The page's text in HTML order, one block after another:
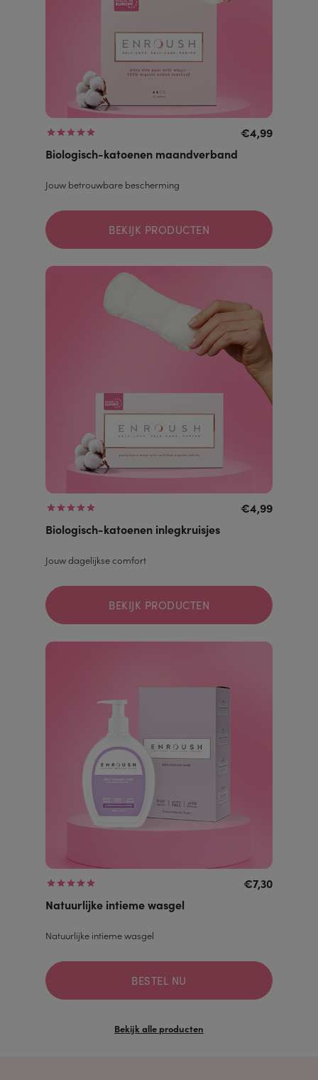
€4,99
Biologisch-katoenen maandverband
Jouw betrouwbare bescherming
BEKIJK PRODUCTEN
€4,99
Biologisch-katoenen inlegkruisjes
Jouw dagelijkse comfort
BEKIJK PRODUCTEN
€7,30
Natuurlijke intieme wasgel
Natuurlijke intieme wasgel
BESTEL NU
Bekijk alle producten